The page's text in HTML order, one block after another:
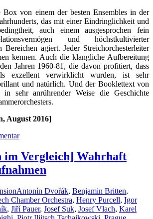
Box von einem der besten Ensembles in der
das mit einer Eindringlichkeit und
auch einem ausgesprochen fein
und höchstkultivierter
agiert. Jeder Streichorchesterleiter
kennen. Auch die klangliche Aufbereitung
Jahren 1960-81, die davon profitiert, dass
exzellent verwirklicht wurden, ist sehr
und natürlich. Und der Booklettext von
sehr anrührender Weise die Geschichte
August 2016]
im Vergleich] Wahrhaft
Antonín Dvořák, Benjamin Britten,
Chamber Orchestra, Henry Purcell, Igor
, Jiří Pauer, Josef Suk, Josef Vlach, Karel